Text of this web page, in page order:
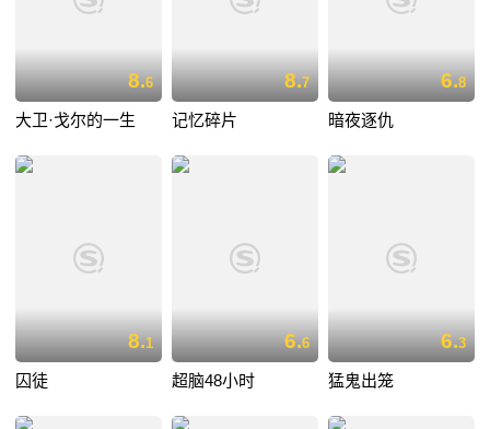
8.6
大卫·戈尔的一生
8.7
记忆碎片
6.8
暗夜逐仇
8.1
囚徒
6.6
超脑48小时
6.3
猛鬼出笼